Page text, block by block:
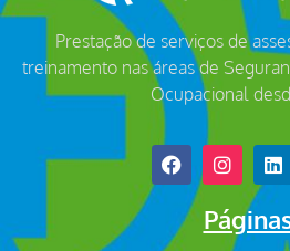
Prestação de serviços de
treinamento nas áreas de
Ocupacional